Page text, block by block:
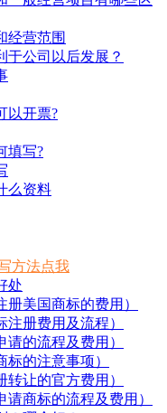
经营范围
于公司以后发展？
以开票?
填写?
么资料
方法点我
处
美国商标的费用）
册费用及流程）
的流程及费用）
的注意事项）
让的官方费用）
商标的流程及费用）